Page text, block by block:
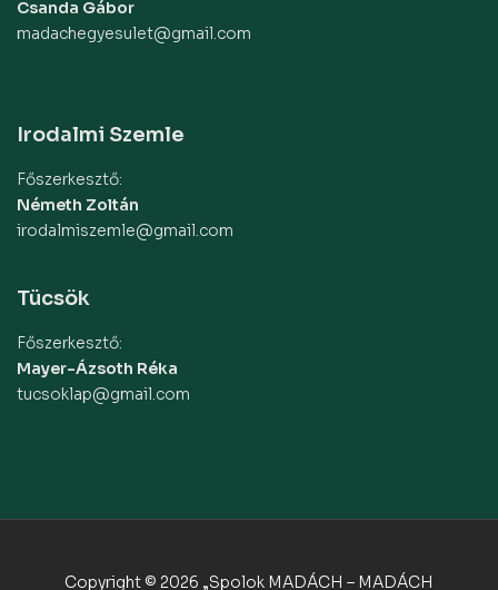
Csanda Gábor
madachegyesulet@gmail.com
Irodalmi Szemle
Főszerkesztő:
Németh Zoltán
irodalmiszemle@gmail.com
Tücsök
Főszerkesztő:
Mayer-Ázsoth Réka
tucsoklap@gmail.com
Copyright © 2026 „Spolok MADÁCH – MADÁCH